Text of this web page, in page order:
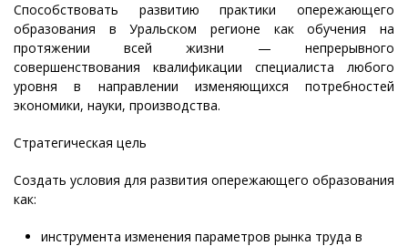
Способствовать развитию практики опережающего
образования в Уральском регионе как обучения на
протяжении всей жизни — непрерывного
совершенствования квалификации специалиста любого
уровня в направлении изменяющихся потребностей
экономики, науки, производства.
Стратегическая цель
Создать условия для развития опережающего образования
как:
инструмента изменения параметров рынка труда в